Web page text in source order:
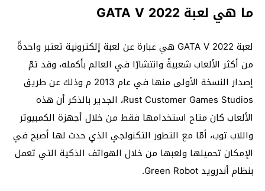
ما هي لعبة GATA V 2022
لعبة GATA V 2022 هي عبارة عن لعبة إلكترونية تعتبر واحدةً
من أكثر الألعاب شعبيةً وانتشارًا في العالم بأكمله، وقد تمّ
إصدار النسخة الأولى منها في عام 2013 م وذلك عن طريق
Rust Customer Games Studios، الجدير بالذكر أن هذه
الألعاب كان متاح استخدامها فقط من خلال أجهزة الكمبيوتر
واللاب توب، أمّا مع التطور التكنولجي الذي حدث لها أصبح في
الإمكان تحميلها ولعبها من خلال الهواتف الذكية التي تعمل
بنظام أندرويد Green Robot.